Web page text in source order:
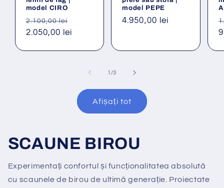
model CIRO
Preț
obișnuit
2.100,00 lei
2.050,00 lei
model PEPE
Preț
4.950,00 lei
1 /din
3
Afișați tot
SCAUNE BIROU
Experimentați confortul și funcționalitatea absolută
cu scaunele de birou de ultimă generație. Proiectate